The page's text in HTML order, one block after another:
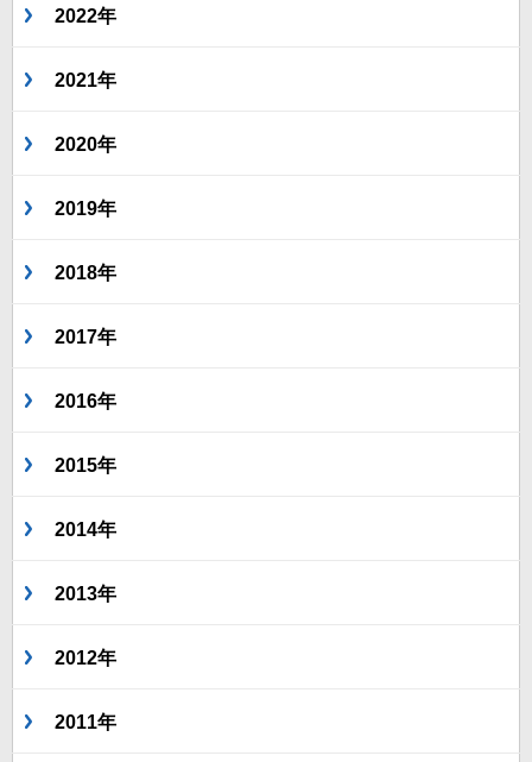
2022年
2021年
2020年
2019年
2018年
2017年
2016年
2015年
2014年
2013年
2012年
2011年